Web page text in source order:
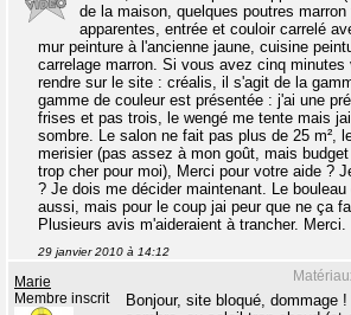
de la maison, quelques poutres
apparentes, entrée et couloir carrelé
mur peinture à l'ancienne jaune, cuisine
carrelage marron. Si vous avez cinq minutes
rendre sur le site : créalis, il s'agit de la
gamme de couleur est présentée : j'ai une
frises et pas trois, le wengé me tente mais
sombre. Le salon ne fait pas plus de 25 m²,
merisier (pas assez à mon goût, mais
trop cher pour moi), Merci pour votre aide ?
? Je dois me décider maintenant. Le
aussi, mais pour le coup jai peur que ne ça
Plusieurs avis m'aideraient à trancher. Merci.
29 janvier 2010 à 14:12
Marie
Membre inscrit
Bonjour, site bloqué, dommage